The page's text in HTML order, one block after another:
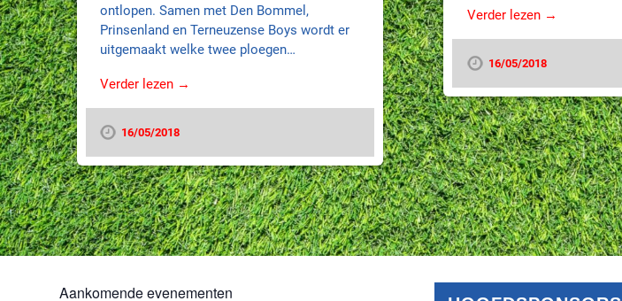
ontlopen. Samen met Den Bommel,
Prinsenland en Terneuzense Boys wordt er
uitgemaakt welke twee ploegen…
Verder lezen →
16/05/2018
Verder lezen →
16/05/2018
Aankomende evenementen